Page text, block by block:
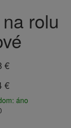
rolu
€
€
áno